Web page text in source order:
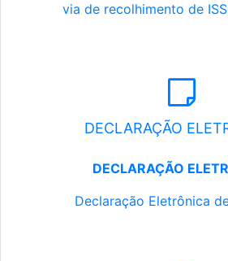
via de recolhimento de
DECLARAÇÃO
DECLARAÇÃO
Declaração Eletrônica